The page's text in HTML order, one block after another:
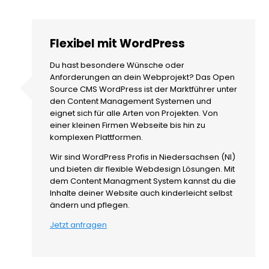
Flexibel mit WordPress
Du hast besondere Wünsche oder
Anforderungen an dein Webprojekt? Das Open
Source CMS WordPress ist der Marktführer unter
den Content Management Systemen und
eignet sich für alle Arten von Projekten. Von
einer kleinen Firmen Webseite bis hin zu
komplexen Plattformen.
Wir sind WordPress Profis in Niedersachsen (NI)
und bieten dir flexible Webdesign Lösungen. Mit
dem Content Managment System kannst du die
Inhalte deiner Website auch kinderleicht selbst
ändern und pflegen.
Jetzt anfragen